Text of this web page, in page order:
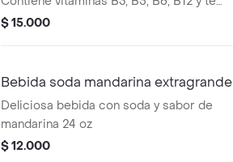
verde, con hielo y trozos de fruta.
$ 15.000
Bebida soda mandarina extragrande
Deliciosa bebida con soda y sabor de
mandarina 24 oz
$ 12.000